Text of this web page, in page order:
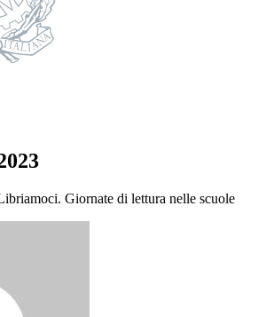
Giornate di lettura nelle scuole